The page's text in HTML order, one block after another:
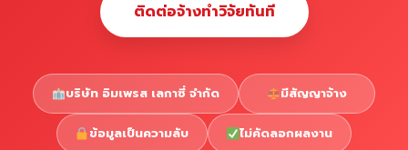
ติดต่อจ้างทำวิจัยทันที
บริษัท อิมเพรส เลกาซี่ จำกัด มีสัญญาจ้าง
ข้อมูลเป็นความลับ ไม่คัดลอกผลงาน